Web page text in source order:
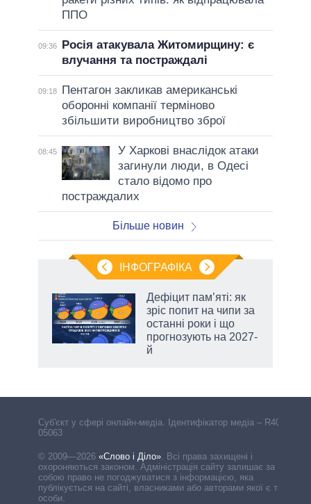
ППО
09:36
Росія атакувала Житомирщину: є
влучання та постраждалі
09:18
Пентагон закликав американські
оборонні компанії терміново
збільшити виробництво зброї
08:45
У Харкові внаслідок атаки
загинули люди, в Одесі
стало відомо про
постраждалих
Більше новин
ІНФОГРАФІКА
Дефіцит пам’яті: як
зріс попит на чипи за
останні роки і що
прогнозують на 2027-
й
Cуб'єкт у сфері онлайн-медіа. Ідентифікатор медіа – R40-
05063
© 2009—2026 «Слово і Діло» Всі права захищені і
охороняються законом. Адміністрація сайту залишає за
собою право не погоджуватися з інформацією, яка
публікується на сайті, власниками або авторами якої є треті
особи.